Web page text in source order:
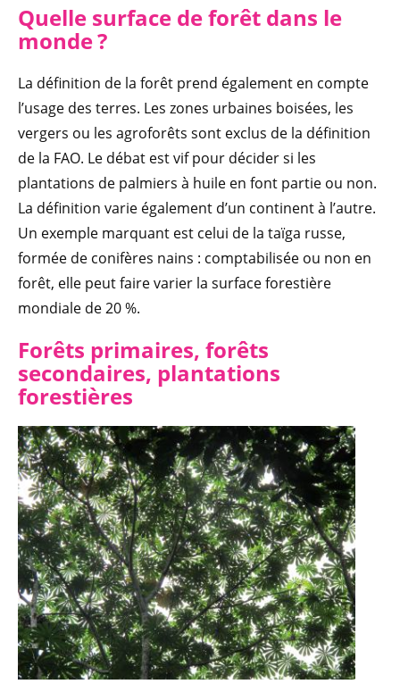
Quelle surface de forêt dans le
monde ?
La définition de la forêt prend également en compte
l’usage des terres. Les zones urbaines boisées, les
vergers ou les agroforêts sont exclus de la définition
de la FAO. Le débat est vif pour décider si les
plantations de palmiers à huile en font partie ou non.
La définition varie également d’un continent à l’autre.
Un exemple marquant est celui de la taïga russe,
formée de conifères nains : comptabilisée ou non en
forêt, elle peut faire varier la surface forestière
mondiale de 20 %.
Forêts primaires, forêts
secondaires, plantations
forestières